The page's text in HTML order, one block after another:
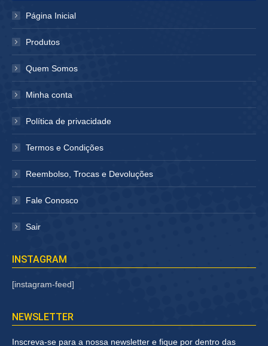
em
janelajanela
Página Inicial
Produtos
Quem Somos
Minha conta
Política de privacidade
Termos e Condições
Reembolso, Trocas e Devoluções
Fale Conosco
Sair
INSTAGRAM
[instagram-feed]
NEWSLETTER
Inscreva-se para a nossa newsletter e fique por dentro das